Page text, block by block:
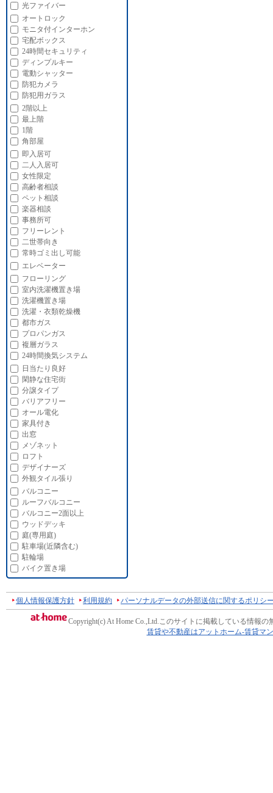
光ファイバー
オートロック
モニタ付インターホン
宅配ボックス
24時間セキュリティ
ディンプルキー
電動シャッター
防犯カメラ
防犯用ガラス
2階以上
最上階
1階
角部屋
即入居可
二人入居可
女性限定
高齢者相談
ペット相談
楽器相談
事務所可
フリーレント
二世帯向き
常時ゴミ出し可能
エレベーター
フローリング
室内洗濯機置き場
洗濯機置き場
洗濯・衣類乾燥機
都市ガス
プロパンガス
複層ガラス
24時間換気システム
日当たり良好
閑静な住宅街
分譲タイプ
バリアフリー
オール電化
家具付き
出窓
メゾネット
ロフト
デザイナーズ
外観タイル張り
バルコニー
ルーフバルコニー
バルコニー2面以上
ウッドデッキ
庭(専用庭)
駐車場(近隣含む)
駐輪場
バイク置き場
個人情報保護方針 利用規約 パーソナルデータの外部送信に関するポリシ
Copyright(c) At Home Co.,Ltd.このサイトに掲載している情報の
賃貸や不動産はアットホーム-賃貸マ